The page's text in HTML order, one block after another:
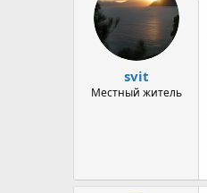
svit
Местный житель